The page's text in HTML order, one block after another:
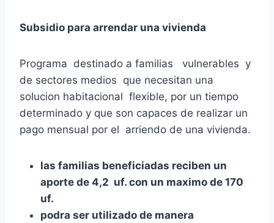
Subsidio para arrendar una vivienda
Programa destinado a familias vulnerables y
de sectores medios que necesitan una
solucion habitacional flexible, por un tiempo
determinado y que son capaces de realizar un
pago mensual por el arriendo de una vivienda.
las familias beneficiadas reciben un
aporte de 4,2 uf. con un maximo de 170
uf.
podra ser utilizado de manera